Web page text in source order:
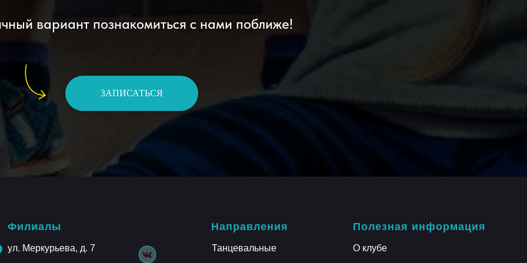
вариант познакомиться с нами поближе!
ЗАПИСАТЬСЯ
Филиалы
ул. Меркурьева, д. 7
Направления
Танцевальные
Полезная информация
О клубе